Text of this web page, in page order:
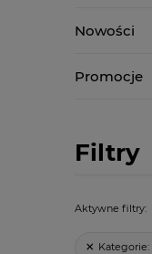
Nowości
Promocje
Filtry
Aktywne filtry:
Kategorie: